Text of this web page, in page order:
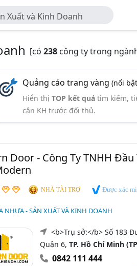
Xuất và Kinh Doanh
[có 238 công ty trong
Quảng cáo trang vàng(nổi
Hiển thịTOP kết quả tìm kiếm,
cận KH trước đối thủ.
Door - Công Ty TNHH
NHÀ TÀI TRỢ Được xác
NHỰA - SẢN XUẤT VÀ KINH DOANH
<b>Trụ sở:</b> Số 183
Quận 6, TP. Hồ Chí Minh
0842 111 444